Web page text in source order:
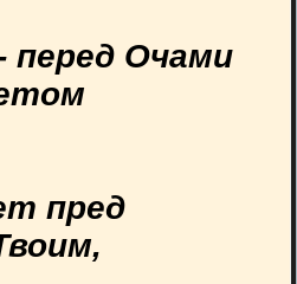
перед Очами
пред